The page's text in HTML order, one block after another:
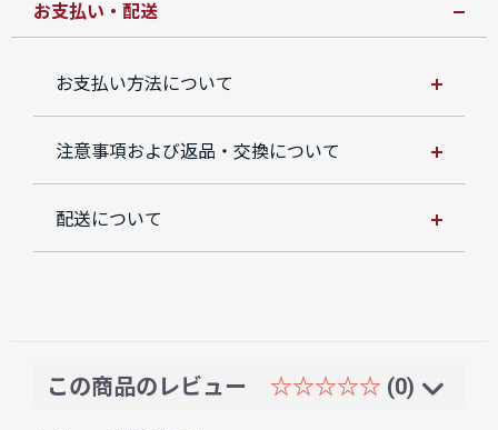
お支払い・配送
お支払い方法について
注意事項および返品・交換について
配送について
この商品のレビュー ☆☆☆☆☆ (0)